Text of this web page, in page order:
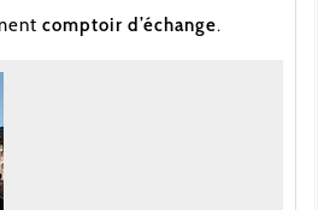
comptoir d’échange.